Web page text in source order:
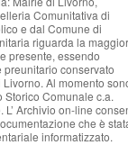
Comunitativa di
e dal Comune di
riguarda la maggior
presente, essendo
preunitario conservato
Livorno. Al momento
Storico Comunale c.a.
Archivio on-line
che è
informatizzato.